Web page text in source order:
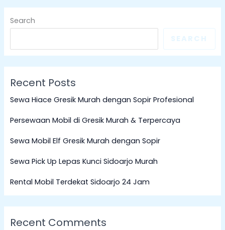
Search
SEARCH
Recent Posts
Sewa Hiace Gresik Murah dengan Sopir Profesional
Persewaan Mobil di Gresik Murah & Terpercaya
Sewa Mobil Elf Gresik Murah dengan Sopir
Sewa Pick Up Lepas Kunci Sidoarjo Murah
Rental Mobil Terdekat Sidoarjo 24 Jam
Recent Comments